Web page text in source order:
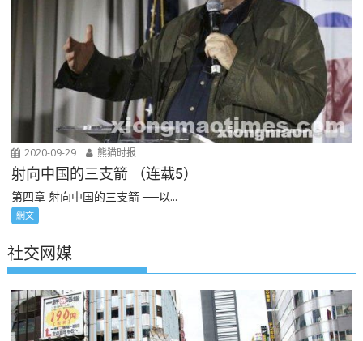
2020-09-29 熊猫时报
射向中国的三支箭 （连载5）
第四章 射向中国的三支箭 ──以...
網文
社交网媒